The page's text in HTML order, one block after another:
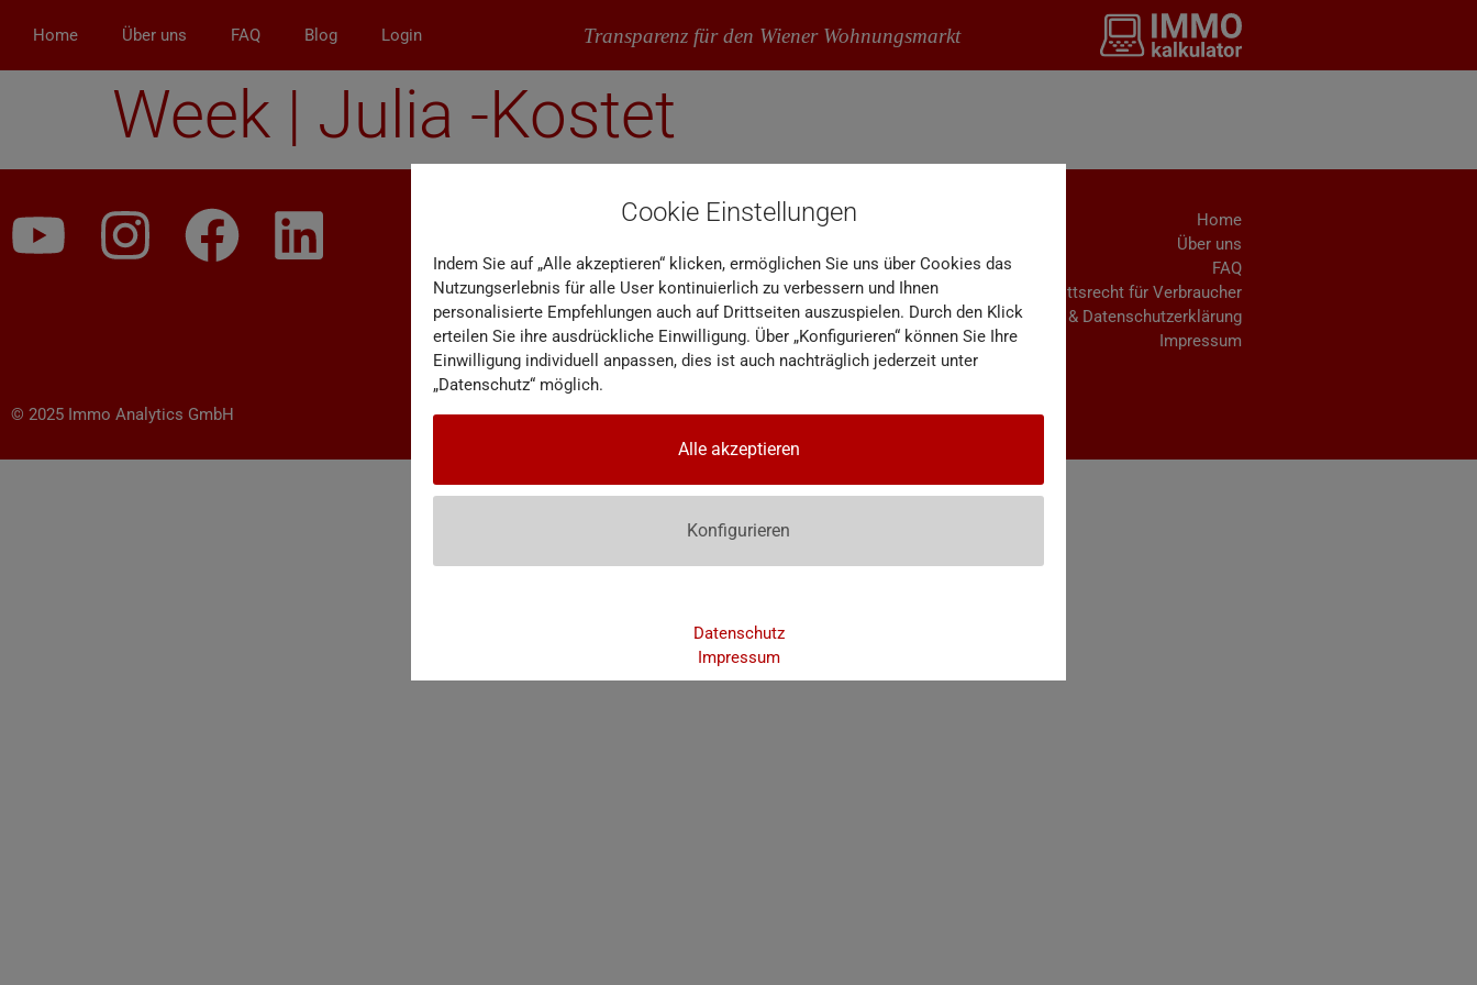
Home Über uns FAQ Blog Login Transparenz für den Wiener Wohnungsmarkt
Week | Julia -Kostet
Home
Über uns
FAQ
Rücktrittsrecht für Verbraucher
AGB & Datenschutzerklärung
Impressum
© 2025 Immo Analytics GmbH
Cookie Einstellungen
Indem Sie auf „Alle akzeptieren“ klicken, ermöglichen Sie uns über Cookies das
Nutzungserlebnis für alle User kontinuierlich zu verbessern und Ihnen
personalisierte Empfehlungen auch auf Drittseiten auszuspielen. Durch den Klick
erteilen Sie ihre ausdrückliche Einwilligung. Über „Konfigurieren“ können Sie Ihre
Einwilligung individuell anpassen, dies ist auch nachträglich jederzeit unter
„Datenschutz“ möglich.
Alle akzeptieren
Konfigurieren
Datenschutz
Impressum